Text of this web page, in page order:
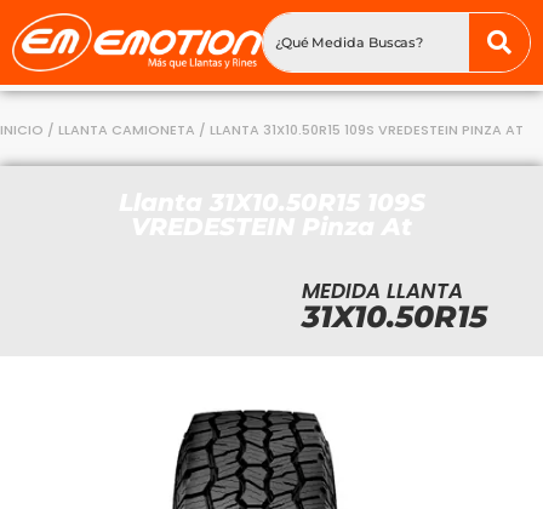
INICIO / LLANTA CAMIONETA / LLANTA 31X10.50R15 109S VREDESTEIN PINZA AT
MEDIDA LLANTA
31X10.50R15